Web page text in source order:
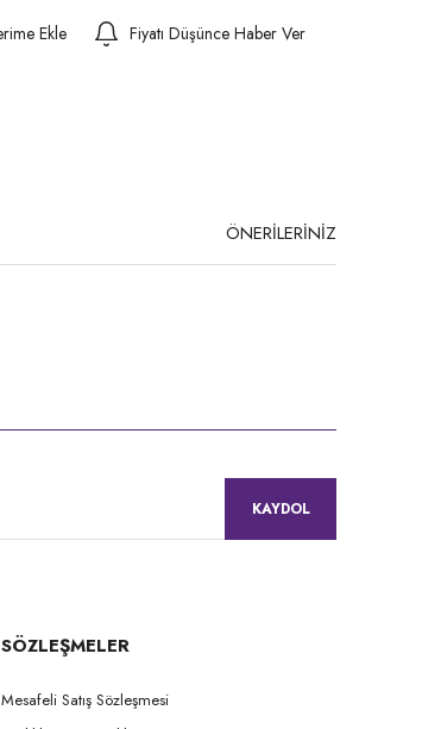
Fiyatı Düşünce Haber Ver
ÖNERİLERİNİZ
KAYDOL
SÖZLEŞMELER
Mesafeli Satış Sözleşmesi